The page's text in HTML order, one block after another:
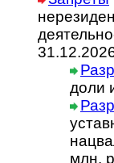
доли
млн.